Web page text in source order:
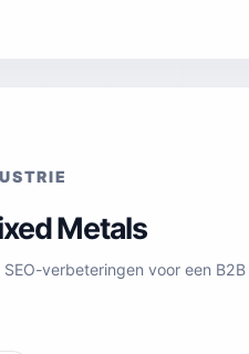
Metals
verbeteringen voor een